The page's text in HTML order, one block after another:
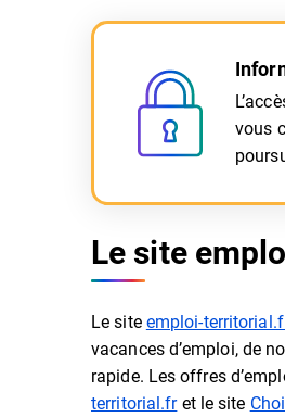
vous
Le site
Le site emploi-
vacances d’emploi, de
rapide. Les offres
territorial.fret le site